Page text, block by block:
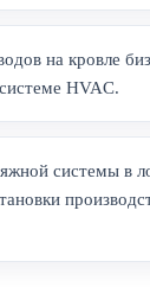
на кровле
HVAC.
системы в